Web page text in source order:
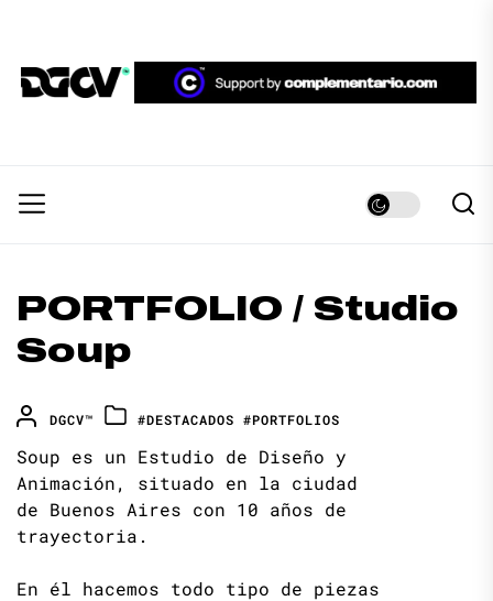
the
content
DGCV™
PORTFOLIO / Studio
Soup
DGCV™ #DESTACADOS #PORTFOLIOS
Soup es un Estudio de Diseño y
Animación, situado en la ciudad
de Buenos Aires con 10 años de
trayectoria.
En él hacemos todo tipo de piezas